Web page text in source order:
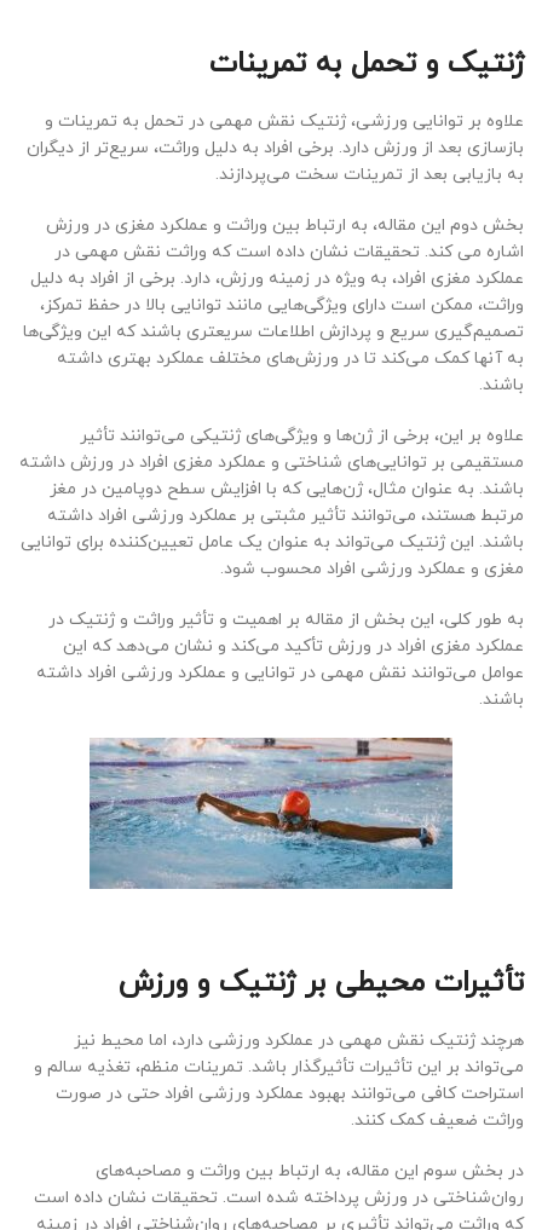
ژنتیک و تحمل به تمرینات
علاوه بر توانایی ورزشی، ژنتیک نقش مهمی در تحمل به تمرینات و
بازسازی بعد از ورزش دارد. برخی افراد به دلیل وراثت، سریع‌تر از دیگران
به بازیابی بعد از تمرینات سخت می‌پردازند.
بخش دوم این مقاله، به ارتباط بین وراثت و عملکرد مغزی در ورزش
اشاره می کند. تحقیقات نشان داده است که وراثت نقش مهمی در
عملکرد مغزی افراد، به ویژه در زمینه ورزش، دارد. برخی از افراد به دلیل
وراثت، ممکن است دارای ویژگی‌هایی مانند توانایی بالا در حفظ تمرکز،
تصمیم‌گیری سریع و پردازش اطلاعات سریعتری باشند که این ویژگی‌ها
به آنها کمک می‌کند تا در ورزش‌های مختلف عملکرد بهتری داشته
باشند.
علاوه بر این، برخی از ژن‌ها و ویژگی‌های ژنتیکی می‌توانند تأثیر
مستقیمی بر توانایی‌های شناختی و عملکرد مغزی افراد در ورزش داشته
باشند. به عنوان مثال، ژن‌هایی که با افزایش سطح دوپامین در مغز
مرتبط هستند، می‌توانند تأثیر مثبتی بر عملکرد ورزشی افراد داشته
باشند. این ژنتیک می‌تواند به عنوان یک عامل تعیین‌کننده برای توانایی
مغزی و عملکرد ورزشی افراد محسوب شود.
به طور کلی، این بخش از مقاله بر اهمیت و تأثیر وراثت و ژنتیک در
عملکرد مغزی افراد در ورزش تأکید می‌کند و نشان می‌دهد که این
عوامل می‌توانند نقش مهمی در توانایی و عملکرد ورزشی افراد داشته
باشند.
تأثیرات محیطی بر ژنتیک و ورزش
هرچند ژنتیک نقش مهمی در عملکرد ورزشی دارد، اما محیط نیز
می‌تواند بر این تأثیرات تأثیرگذار باشد. تمرینات منظم، تغذیه سالم و
استراحت کافی می‌توانند بهبود عملکرد ورزشی افراد حتی در صورت
وراثت ضعیف کمک کنند.
در بخش سوم این مقاله، به ارتباط بین وراثت و مصاحبه‌های
روان‌شناختی در ورزش پرداخته شده است. تحقیقات نشان داده است
که وراثت می‌تواند تأثیری بر مصاحبه‌های روان‌شناختی افراد در زمینه